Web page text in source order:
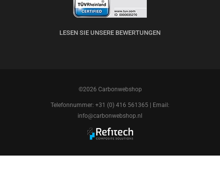
LESEN SIE UNSERE BEWERTUNGEN
©2026 Carbonwebshop
Telefonnummer: +31 (0) 416 561365 | Email:
info@carbonwebshop.nl